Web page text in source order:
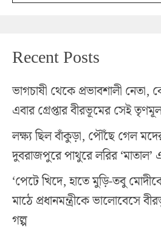
Recent Posts
ভাগচাষী থেকে প্রভাবশালী নেতা,
এবার গ্রেপ্তার বীরভূমের সেই
লক্ষ্য ছিল বাঁকুড়া, পৌঁছে গেল
দুবরাজপুরে পাথুরে লরির ‘মাতাল’
‘পেটে খিদে, হাতে মুড়ি-তবু
মাঠে প্রধানমন্ত্রীকে ভালোবেসে
গল্প